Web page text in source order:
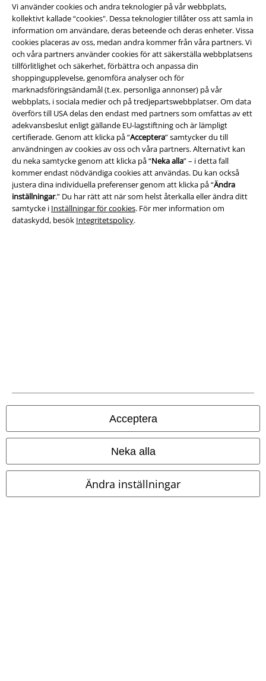
Vi använder cookies och andra teknologier på vår webbplats,
kollektivt kallade “cookies". Dessa teknologier tillåter oss att samla in
information om användare, deras beteende och deras enheter. Vissa
cookies placeras av oss, medan andra kommer från våra partners. Vi
och våra partners använder cookies för att säkerställa webbplatsens
tillförlitlighet och säkerhet, förbättra och anpassa din
shoppingupplevelse, genomföra analyser och för
marknadsföringsändamål (t.ex. personliga annonser) på vår
webbplats, i sociala medier och på tredjepartswebbplatser. Om data
överförs till USA delas den endast med partners som omfattas av ett
adekvansbeslut enligt gällande EU-lagstiftning och är lämpligt
certifierade. Genom att klicka på “Acceptera” samtycker du till
användningen av cookies av oss och våra partners. Alternativt kan
du neka samtycke genom att klicka på “Neka alla” – i detta fall
kommer endast nödvändiga cookies att användas. Du kan också
justera dina individuella preferenser genom att klicka på “Ändra
inställningar.” Du har rätt att när som helst återkalla eller ändra ditt
samtycke i Inställningar för cookies. För mer information om
dataskydd, besök Integritetspolicy.
Acceptera
Neka alla
Ändra inställningar
Betalningsmetod
Dina erbjudanden
Tävlingar
Beställ EMP-presentkort
Studentrabatt
EMP Backstage Club
Om EMP